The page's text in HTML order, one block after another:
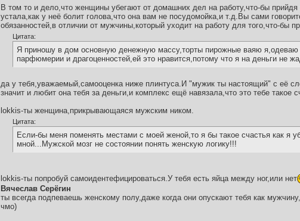
В том то и дело,что женщины убегают от домашних дел на работу,что-бы прийдя
устала,как у неё болит голова,что она вам не посудомойка,и т.д.Вы сами
обязанностей,в отличии от мужчины,который уходит на работу для того,что-бы
Цитата:
Я приношу в дом основную денежную массу,торты пирожные ваяю я,одеваю
парфюмерии и драгоценностей,ей это нравится,потому что я на деньги не
да у тебя,уважаемый,самооценка ниже плинтуса.И "мужик ты настоящий" с её
значит и любит она тебя за деньги,и комплекс ещё навязала,что это тебе такое
lokkis-ты женщина,прикрывающаяся мужским ником.
Цитата:
Если-бы меня поменять местами с моей женой,то я бы такое счастья как я
мной...Мужской мозг не состоянии понять женскую логику!!!
lokkis-ты попробуй самоидентефицироваться.У тебя есть яйца между ног,или нет
Вячеслав Серёгин
ты всегда подпеваешь женскому полу,даже когда они опускают тебя как
чмо)